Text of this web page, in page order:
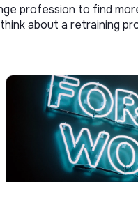
profession to find
about a retraining